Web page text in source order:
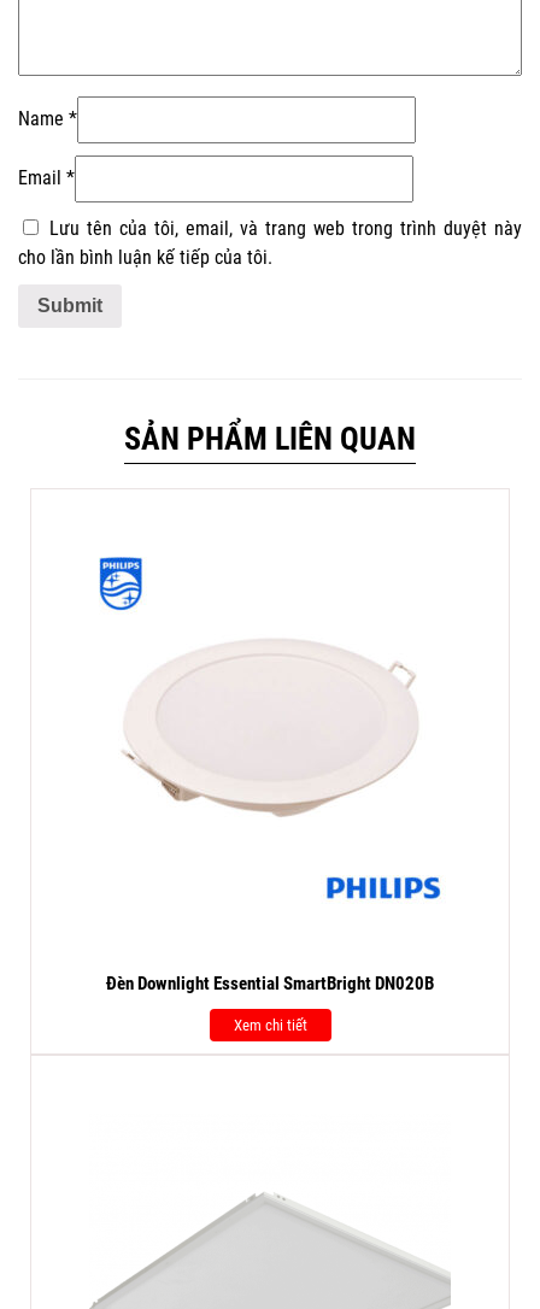
Name *
Email *
Lưu tên của tôi, email, và trang web trong trình duyệt này
cho lần bình luận kế tiếp của tôi.
SẢN PHẨM LIÊN QUAN
Đèn Downlight Essential SmartBright DN020B
Xem chi tiết